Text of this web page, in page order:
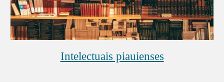
Intelectuais piauienses